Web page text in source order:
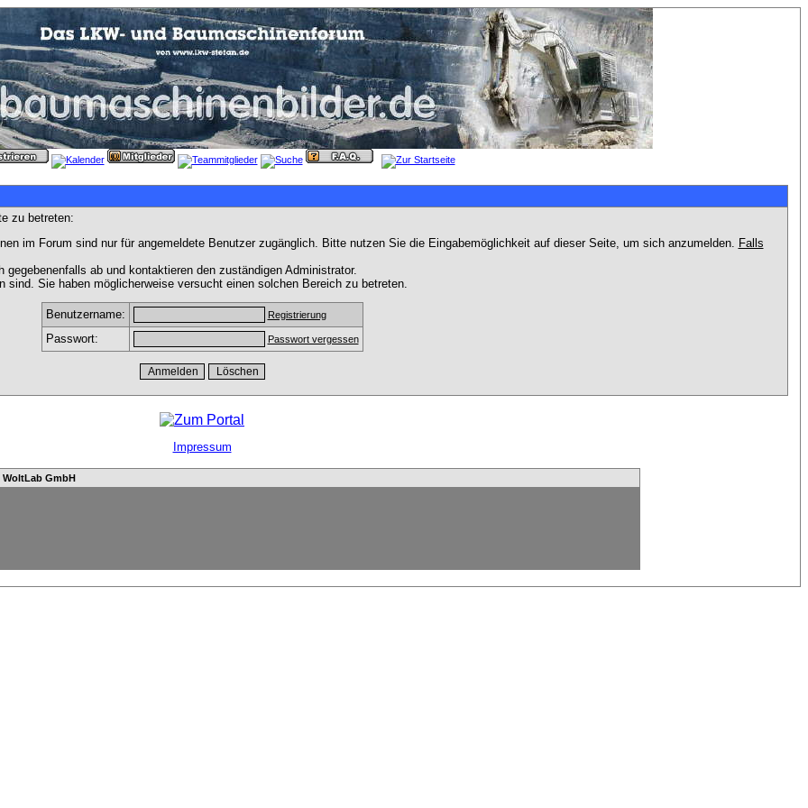
zu betreten:
im Forum sind nur für angemeldete Benutzer zugänglich. Bitte nutzen Sie die Eingabemöglichkeit auf dieser Seite, um sich anzumelden. Falls
ab und kontaktieren den zuständigen Administrator.
Sie haben möglicherweise versucht einen solchen Bereich zu betreten.
Benutzername: Registrierung
Passwort: Passwort vergessen
Impressum
WoltLab GmbH